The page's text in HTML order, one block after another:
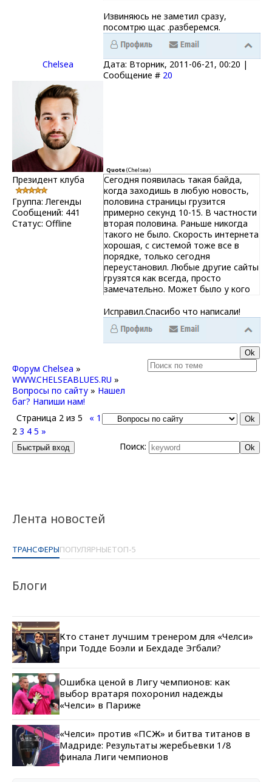
Лента новостей
ТРАНСФЕРЫПОПУЛЯРНЫЕТОП-5
Блоги
Кто станет лучшим тренером для «Челси»
при Тодде Боэли и Бехдаде Эгбали?
Ошибка ценой в Лигу чемпионов: как
выбор вратаря похоронил надежды
«Челси» в Париже
«Челси» против «ПСЖ» и битва титанов в
Мадриде: Результаты жеребьевки 1/8
финала Лиги чемпионов
Прикрепления: 4791144.png(478Kb)
Извиняюсь не заметил сразу,
посомтрю щас .разберемся.
Chelsea
Дата: Вторник, 2011-06-21, 00:20 |
Сообщение # 20
Президент клуба
Группа: Легенды
Сообщений: 441
Статус: Offline
Quote(Chelsea)
Сегодня появилась такая байда,
когда заходишь в любую новость,
половина страницы грузится
примерно секунд 10-15. В частности
вторая половина. Раньше никогда
такого не было. Скорость интернета
хорошая, с системой тоже все в
порядке, только сегодня
переустановил. Любые другие сайты
грузятся как всегда, просто
замечательно. Может было у кого
4791144.png(478Kb)
Исправил.Спасибо что написали!
Форум Chelsea »
WWW.CHELSEABLUES.RU »
Вопросы по сайту » Нашел
баг? Напиши нам!
Страница 2 из 5 « 1
2 3 4 5 »
Поиск: